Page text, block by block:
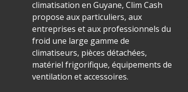
climatisation en Guyane, Clim Cash
propose aux particuliers, aux
entreprises et aux professionnels du
froid une large gamme de
climatiseurs, pièces détachées,
matériel frigorifique, équipements de
ventilation et accessoires.